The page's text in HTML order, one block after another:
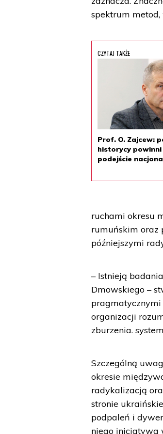
spektrum
CZYTAJ TAKŻE
Prof. O. Zajcew:
historycy
podejście
ruchami okresu
rumuńskim oraz
późniejszymi
– Istnieją
Dmowskiego –
organizacji
zburzenia.
Szczególną
okresie
radykalizacją
stronie
podpaleń i
niego inicjatywa